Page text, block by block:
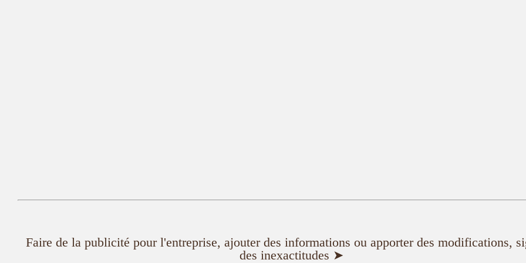
Faire de la publicité pour l'entreprise, ajouter des informations ou apporter des modifications,
des inexactitudes ➤